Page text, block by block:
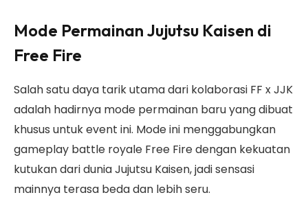
Mode Permainan Jujutsu Kaisen di
Free Fire
Salah satu daya tarik utama dari kolaborasi FF x JJK
adalah hadirnya mode permainan baru yang dibuat
khusus untuk event ini. Mode ini menggabungkan
gameplay battle royale Free Fire dengan kekuatan
kutukan dari dunia Jujutsu Kaisen, jadi sensasi
mainnya terasa beda dan lebih seru.